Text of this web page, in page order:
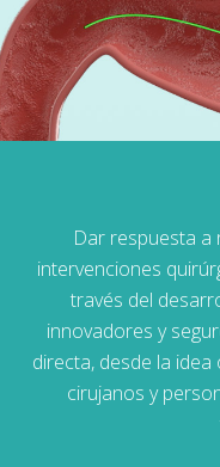
Dar respuesta a
intervenciones
través del
innovadores y
directa, desde la
cirujanos y